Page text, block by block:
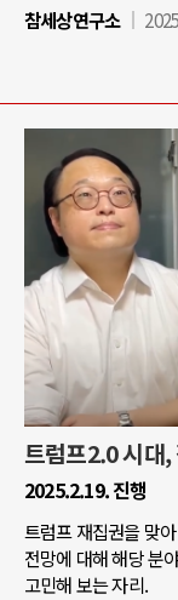
참세상연구소
트럼프2.0 시대,
2025.2.19. 진행
트럼프 재집권을 맞
전망에 대해 해당 분
고민해 보는 자리.